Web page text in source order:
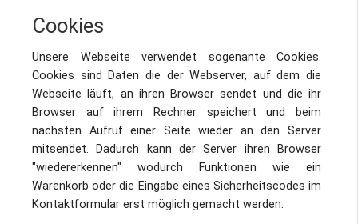
Cookies
Unsere Webseite verwendet sogenante Cookies.
Cookies sind Daten die der Webserver, auf dem die
Webseite läuft, an ihren Browser sendet und die ihr
Browser auf ihrem Rechner speichert und beim
nächsten Aufruf einer Seite wieder an den Server
mitsendet. Dadurch kann der Server ihren Browser
"wiedererkennen" wodurch Funktionen wie ein
Warenkorb oder die Eingabe eines Sicherheitscodes im
Kontaktformular erst möglich gemacht werden.